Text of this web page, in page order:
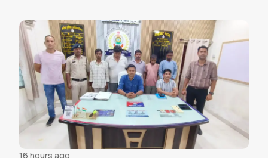
16 hours ago